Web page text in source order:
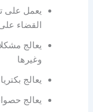
يعمل على
القضاء على
يعالج
وغيرها
يعالج
يعالج